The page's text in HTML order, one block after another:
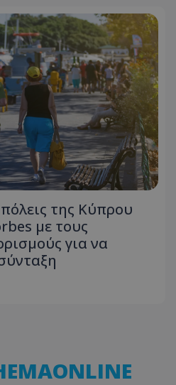
της Κύπρου
με τους
για να
να χρησιμοποιηθεί σωστά
cookies.
Προμηθευτής/Πεδίο
.lifenewscy.tothemaonline.com
Microsoft Corporation